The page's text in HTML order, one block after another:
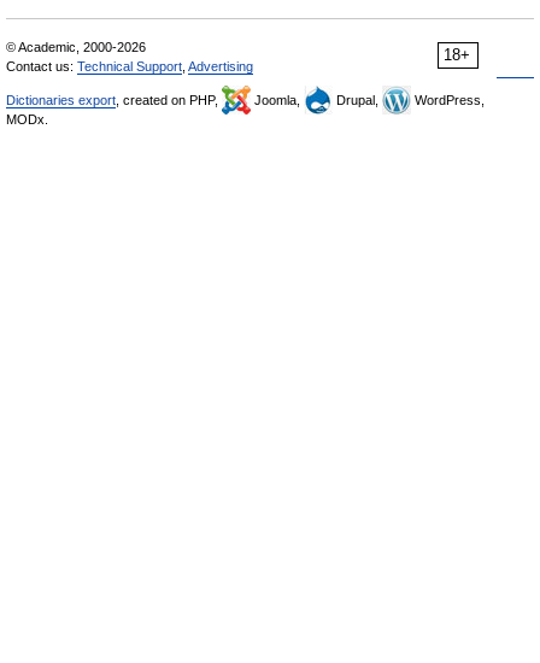
18+
© Academic, 2000-2026
Contact us: Technical Support Advertising
Dictionaries export , created on PHP, Joomla, Drupal,
WordPress,
MODx.